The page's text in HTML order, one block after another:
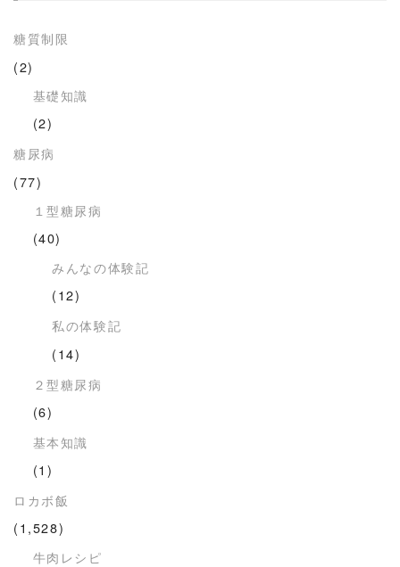
糖質制限
(2)
基礎知識
(2)
糖尿病
(77)
１型糖尿病
(40)
みんなの体験記
(12)
私の体験記
(14)
２型糖尿病
(6)
基本知識
(1)
ロカボ飯
(1,528)
牛肉レシピ